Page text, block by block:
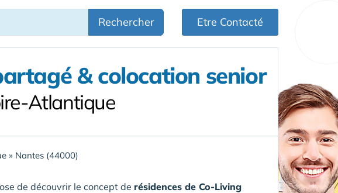
Rechercher Etre Contacté
& colocation senior
Atlantique
» Nantes (44000)
de découvrir le concept de résidences de Co-Living